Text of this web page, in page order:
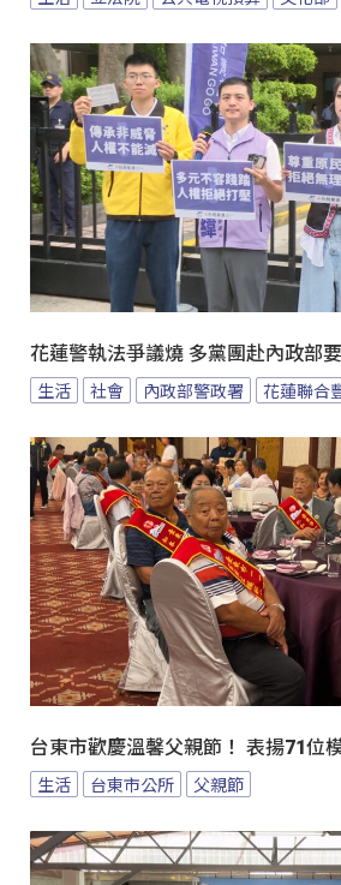
花蓮警執法爭議燒 多黨團赴內政部
生活 社會 內政部警政署 花蓮聯合
台東市歡慶溫馨父親節！ 表揚71位
生活 台東市公所 父親節